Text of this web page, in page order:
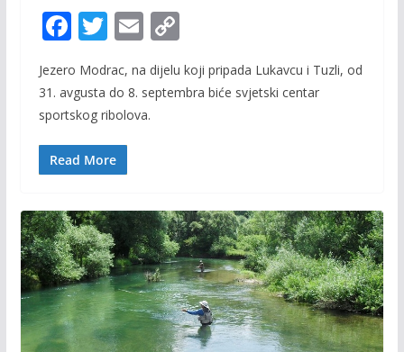
F
e
b
o
o
T
itt
er
E
m
ai
l
C
o
p
Jezero Modrac, na dijelu koji pripada Lukavcu i Tuzli, od
31. avgusta do 8. septembra biće svjetski centar
sportskog ribolova.
Read More